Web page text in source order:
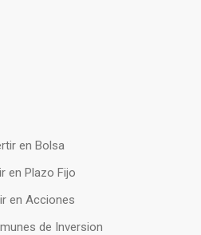
en Bolsa
en Plazo Fijo
en Acciones
de Inversion